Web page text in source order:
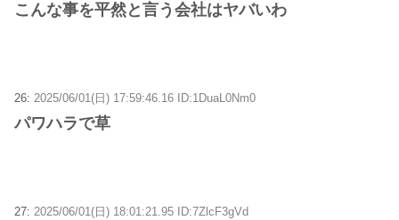
こんな事を平然と言う会社はヤバいわ
26: 2025/06/01(日) 17:59:46.16 ID:1DuaL0Nm0
パワハラで草
27: 2025/06/01(日) 18:01:21.95 ID:7ZlcF3gVd